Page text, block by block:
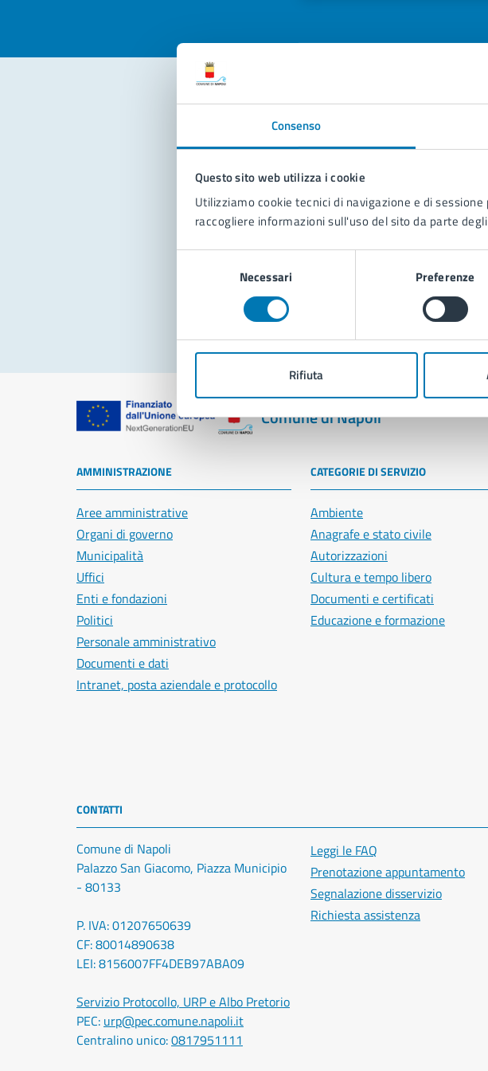
Consenso
Questo sito web utilizza i cookie
Utilizziamo cookie tecnici di navigazione e di
raccogliere informazioni sull'uso del sito da parte
Necessari Preferenze
Rifiuta
Richiedi assistenza
Prenota appuntamento
Problemi in città
Segnala disservizio
Comune di Napoli
AMMINISTRAZIONE
Aree amministrative
Organi di governo
Municipalità
Uffici
Enti e fondazioni
Politici
Personale amministrativo
Documenti e dati
Intranet, posta aziendale e protocollo
CATEGORIE DI SERVIZIO
Ambiente
Anagrafe e stato civile
Autorizzazioni
Cultura e tempo libero
Documenti e certificati
Educazione e formazione
CONTATTI
Comune di Napoli
Palazzo San Giacomo, Piazza Municipio
- 80133
P. IVA: 01207650639
CF: 80014890638
LEI: 8156007FF4DEB97ABA09
Servizio Protocollo, URP e Albo Pretorio
PEC: urp@pec.comune.napoli.it
Centralino unico:0817951111
Leggi le FAQ
Prenotazione appuntamento
Segnalazione disservizio
Richiesta assistenza